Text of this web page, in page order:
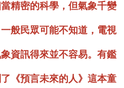
精密的科學，但氣象千變
般民眾可能不知道，電視
資訊得來並不容易。有鑑
《預言未來的人》這本童